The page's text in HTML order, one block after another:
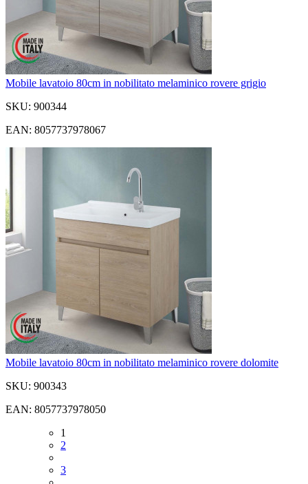
Mobile lavatoio 80cm in nobilitato melaminico rovere grigio
SKU: 900344
EAN: 8057737978067
Mobile lavatoio 80cm in nobilitato melaminico rovere dolomite
SKU: 900343
EAN: 8057737978050
1
2
3